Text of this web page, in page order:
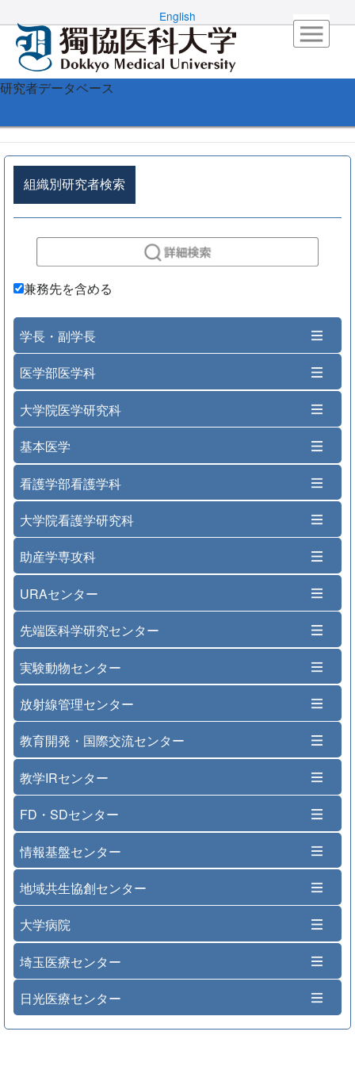
English
研究者データベース
組織別研究者検索
兼務先を含める
学長・副学長
医学部医学科
大学院医学研究科
基本医学
看護学部看護学科
大学院看護学研究科
助産学専攻科
URAセンター
先端医科学研究センター
実験動物センター
放射線管理センター
教育開発・国際交流センター
教学IRセンター
FD・SDセンター
情報基盤センター
地域共生協創センター
大学病院
埼玉医療センター
日光医療センター